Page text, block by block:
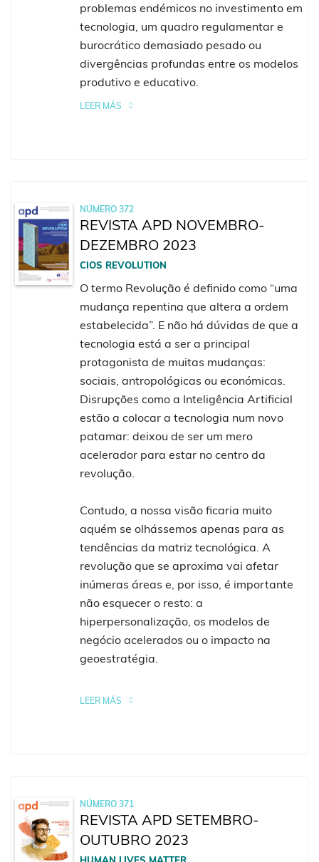
problemas endémicos no investimento em
tecnologia, um quadro regulamentar e
burocrático demasiado pesado ou
divergências profundas entre os modelos
produtivo e educativo.
LEER MÁS
NÚMERO 372
REVISTA APD NOVEMBRO-
DEZEMBRO 2023
CIOS REVOLUTION
O termo Revolução é definido como “uma
mudança repentina que altera a ordem
estabelecida”. E não há dúvidas de que a
tecnologia está a ser a principal
protagonista de muitas mudanças:
sociais, antropológicas ou económicas.
Disrupções como a Inteligência Artificial
estão a colocar a tecnologia num novo
patamar: deixou de ser um mero
acelerador para estar no centro da
revolução.
Contudo, a nossa visão ficaria muito
aquém se olhássemos apenas para as
tendências da matriz tecnológica. A
revolução que se aproxima vai afetar
inúmeras áreas e, por isso, é importante
não esquecer o resto: a
hiperpersonalização, os modelos de
negócio acelerados ou o impacto na
geoestratégia.
LEER MÁS
NÚMERO 371
REVISTA APD SETEMBRO-
OUTUBRO 2023